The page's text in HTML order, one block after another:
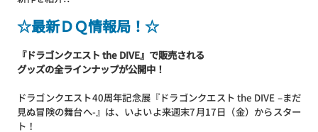
☆最新ＤＱ情報局！☆
『ドラゴンクエスト the DIVE』で販売される
グッズの全ラインナップが公開中！
ドラゴンクエスト40周年記念展『ドラゴンクエスト the DIVE –まだ
見ぬ冒険の舞台へ-』は、いよいよ来週末7月17日（金）からスター
ト！